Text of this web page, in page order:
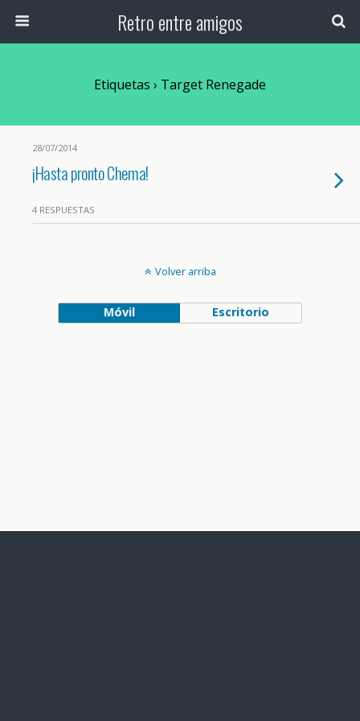
Retro entre amigos
Etiquetas › Target Renegade
28/07/2014
¡Hasta pronto Chema!
4 RESPUESTAS
Volver arriba
Móvil Escritorio